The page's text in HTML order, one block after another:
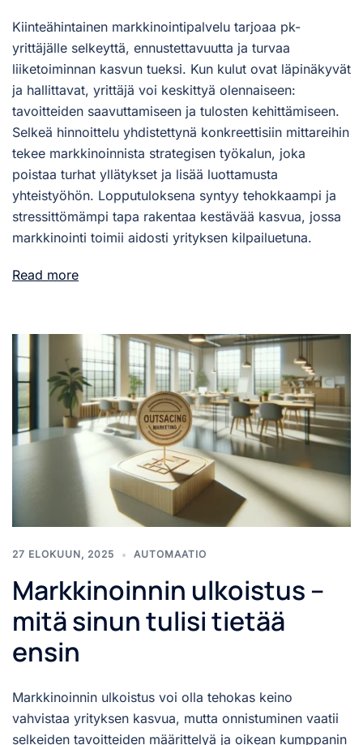
Kiinteähintainen markkinointipalvelu tarjoaa pk-
yrittäjälle selkeyttä, ennustettavuutta ja turvaa
liiketoiminnan kasvun tueksi. Kun kulut ovat läpinäkyvät
ja hallittavat, yrittäjä voi keskittyä olennaiseen:
tavoitteiden saavuttamiseen ja tulosten kehittämiseen.
Selkeä hinnoittelu yhdistettynä konkreettisiin mittareihin
tekee markkinoinnista strategisen työkalun, joka
poistaa turhat yllätykset ja lisää luottamusta
yhteistyöhön. Lopputuloksena syntyy tehokkaampi ja
stressittömämpi tapa rakentaa kestävää kasvua, jossa
markkinointi toimii aidosti yrityksen kilpailuetuna.
Read more
27 ELOKUUN, 2025 AUTOMAATIO
Markkinoinnin ulkoistus –
mitä sinun tulisi tietää
ensin
Markkinoinnin ulkoistus voi olla tehokas keino
vahvistaa yrityksen kasvua, mutta onnistuminen vaatii
selkeiden tavoitteiden määrittelyä ja oikean kumppanin